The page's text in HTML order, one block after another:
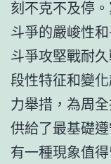
刻不克不及停
斗爭的嚴峻性
斗爭攻堅戰耐
段性特征和變
力舉措，為周
供給了最基礎遵
有一種現象值